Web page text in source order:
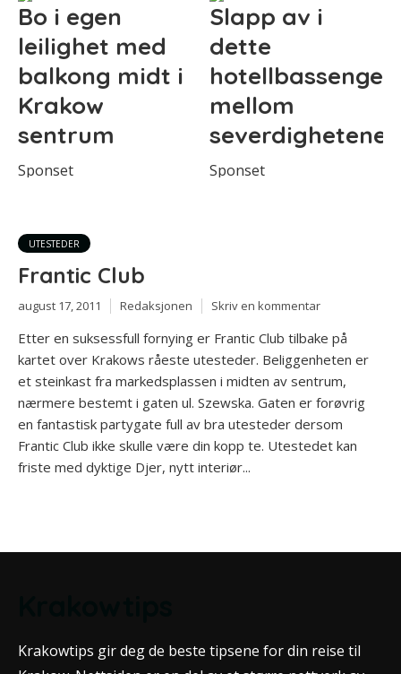
Bo i egen
leilighet med
balkong midt i
Krakow
sentrum
Sponset
Slapp av i
dette
hotellbassenget
mellom
severdighetene
Sponset
UTESTEDER
Frantic Club
august 17, 2011 Redaksjonen Skriv en kommentar
Etter en suksessfull fornying er Frantic Club tilbake på
kartet over Krakows råeste utesteder. Beliggenheten er
et steinkast fra markedsplassen i midten av sentrum,
nærmere bestemt i gaten ul. Szewska. Gaten er forøvrig
en fantastisk partygate full av bra utesteder dersom
Frantic Club ikke skulle være din kopp te. Utestedet kan
friste med dyktige Djer, nytt interiør...
Krakowtips gir deg de beste tipsene for din reise til